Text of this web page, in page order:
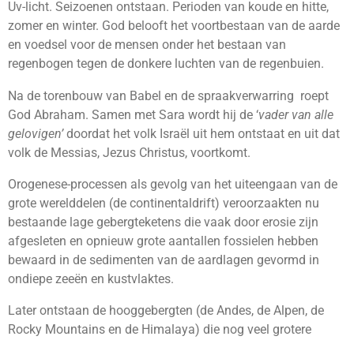
Uv-licht. Seizoenen ontstaan. Perioden van koude en hitte,
zomer en winter. God belooft het voortbestaan van de aarde
en voedsel voor de mensen onder het bestaan van
regenbogen tegen de donkere luchten van de regenbuien.
Na de torenbouw van Babel en de spraakverwarring roept
God Abraham. Samen met Sara wordt hij de ‘vader van alle
gelovigen’doordat het volk Israël uit hem ontstaat en uit dat
volk de Messias, Jezus Christus, voortkomt.
Orogenese-processen als gevolg van het uiteengaan van de
grote werelddelen (de continentaldrift) veroorzaakten nu
bestaande lage gebergteketens die vaak door erosie zijn
afgesleten en opnieuw grote aantallen fossielen hebben
bewaard in de sedimenten van de aardlagen gevormd in
ondiepe zeeën en kustvlaktes.
Later ontstaan de hooggebergten (de Andes, de Alpen, de
Rocky Mountains en de Himalaya) die nog veel grotere